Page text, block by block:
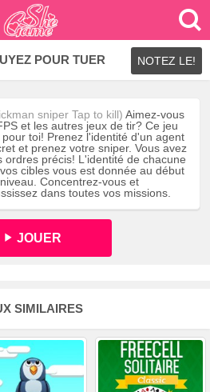
POUR TUER NOTEZ LE!
sniper Tap to kill) Aimez-vous
et les autres jeux de tir? Ce jeu
pour toi! Prenez l'identité d'un agent
et prenez votre sniper. Vous avez
ordres précis! L'identité de chacune
cibles vous est donnée au début
Concentrez-vous et
dans toutes vos missions.
JOUER
SIMILAIRES